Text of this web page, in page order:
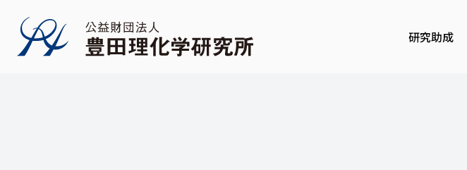
研究助成